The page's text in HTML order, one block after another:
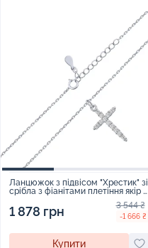
Ланцюжок з підвісом "Хрестик" зі
срібла з фіанітами плетіння якір -
1 878 грн 3 544 ₴
-1 666 ₴
Купити